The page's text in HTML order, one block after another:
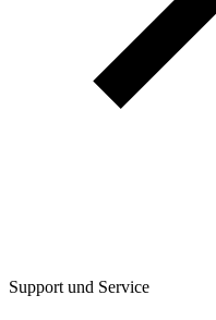
Support und Service